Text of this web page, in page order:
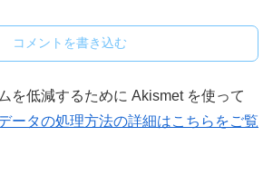
コメントを書き込む
を低減するために Akismet を使って
ータの処理方法の詳細はこちらをご覧